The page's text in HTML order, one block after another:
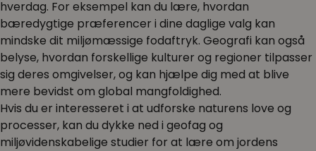
hverdag. For eksempel kan du lære, hvordan
bæredygtige præferencer i dine daglige valg kan
mindske dit miljømæssige fodaftryk. Geografi kan også
belyse, hvordan forskellige kulturer og regioner tilpasser
sig deres omgivelser, og kan hjælpe dig med at blive
mere bevidst om global mangfoldighed.
Hvis du er interesseret i at udforske naturens love og
processer, kan du dykke ned i geofag og
miljøvidenskabelige studier for at lære om jordens